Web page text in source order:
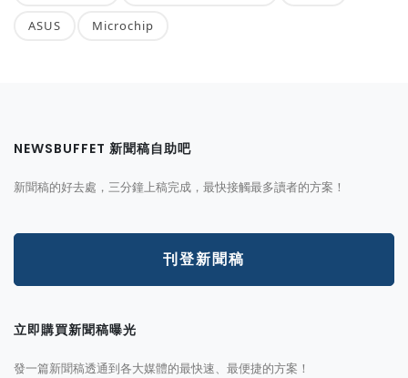
ASUS Microchip
NEWSBUFFET 新聞稿自助吧
新聞稿的好去處，三分鐘上稿完成，最快接觸最多讀者的方案！
刊登新聞稿
立即購買新聞稿曝光
發一篇新聞稿透通到各大媒體的最快速、最便捷的方案！